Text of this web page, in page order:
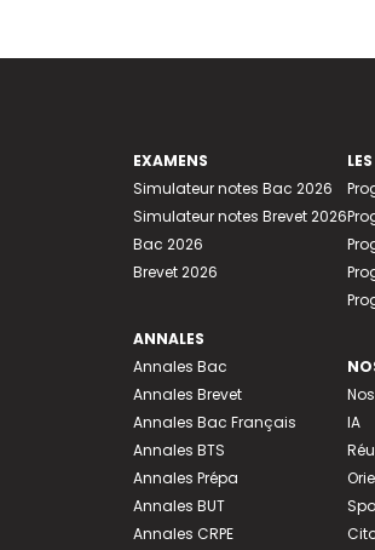
EXAMENS
Simulateur notes Bac 2026
Simulateur notes Brevet 2026
Bac 2026
Brevet 2026
ANNALES
Annales Bac
Annales Brevet
Annales Bac Français
Annales BTS
Annales Prépa
Annales BUT
Annales CRPE
IA